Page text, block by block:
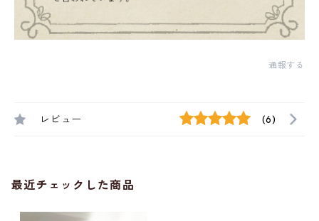
通報する
レビュー (6)
最近チェックした商品